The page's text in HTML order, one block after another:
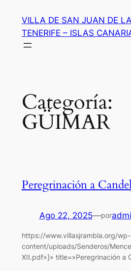
contenido
VILLA DE SAN JUAN DE
TENERIFE – ISLAS
Categoría:
GÜIMAR
Peregrinación a
Ago 22, 2025—por
https://www.villasjrambla.org/wp-
content/uploads/Senderos/
XII.pdf»]» title=»Peregrinación a